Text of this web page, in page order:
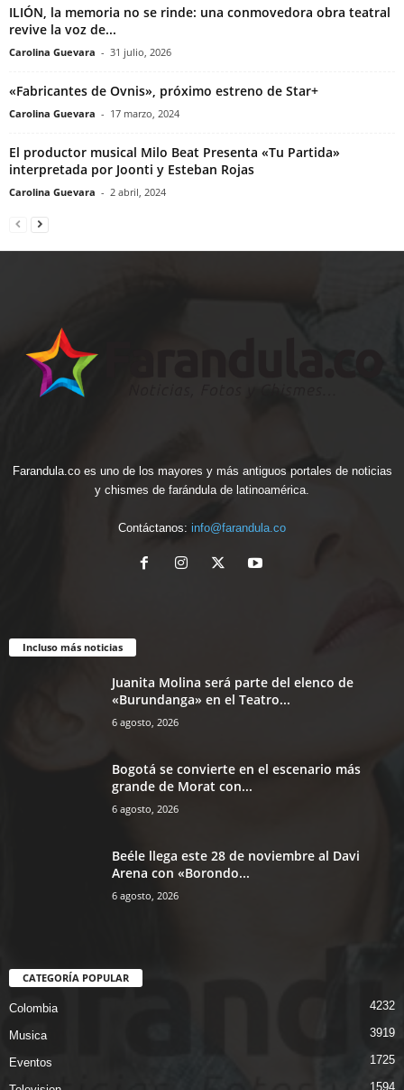
ILIÓN, la memoria no se rinde: una conmovedora obra teatral
revive la voz de...
Carolina Guevara - 31 julio, 2026
«Fabricantes de Ovnis», próximo estreno de Star+
Carolina Guevara - 17 marzo, 2024
El productor musical Milo Beat Presenta «Tu Partida»
interpretada por Joonti y Esteban Rojas
Carolina Guevara - 2 abril, 2024
Farandula.co es uno de los mayores y más antiguos portales de noticias
y chismes de farándula de latinoamérica.
Contáctanos: info@farandula.co
Incluso más noticias
Juanita Molina será parte del elenco de
«Burundanga» en el Teatro...
6 agosto, 2026
Bogotá se convierte en el escenario más
grande de Morat con...
6 agosto, 2026
Beéle llega este 28 de noviembre al Davi
Arena con «Borondo...
6 agosto, 2026
CATEGORÍA POPULAR
Colombia 4232
Musica 3919
Eventos 1725
1594